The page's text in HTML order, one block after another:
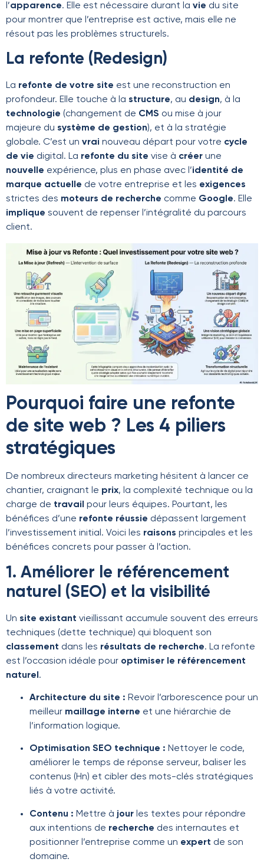
l’apparence. Elle est nécessaire durant la vie du site
pour montrer que l’entreprise est active, mais elle ne
résout pas les problèmes structurels.
La refonte (Redesign)
La refonte de votre site est une reconstruction en
profondeur. Elle touche à la structure, au design, à la
technologie (changement de CMS ou mise à jour
majeure du système de gestion), et à la stratégie
globale. C’est un vrai nouveau départ pour votre cycle
de vie digital. La refonte du site vise à créer une
nouvelle expérience, plus en phase avec l’identité de
marque actuelle de votre entreprise et les exigences
strictes des moteurs de recherche comme Google. Elle
implique souvent de repenser l’intégralité du parcours
client.
Pourquoi faire une refonte
de site web ? Les 4 piliers
stratégiques
De nombreux directeurs marketing hésitent à lancer ce
chantier, craignant le prix, la complexité technique ou la
charge de travail pour leurs équipes. Pourtant, les
bénéfices d’une refonte réussie dépassent largement
l’investissement initial. Voici les raisons principales et les
bénéfices concrets pour passer à l’action.
1. Améliorer le référencement
naturel (SEO) et la visibilité
Un site existant vieillissant accumule souvent des erreurs
techniques (dette technique) qui bloquent son
classement dans les résultats de recherche. La refonte
est l’occasion idéale pour optimiser le référencement
naturel .
Architecture du site : Revoir l’arborescence pour un
meilleur maillage interne et une hiérarchie de
l’information logique.
Optimisation SEO technique : Nettoyer le code,
améliorer le temps de réponse serveur, baliser les
contenus (Hn) et cibler des mots-clés stratégiques
liés à votre activité.
Contenu : Mettre à jour les textes pour répondre
aux intentions de recherche des internautes et
positionner l’entreprise comme un expert de son
domaine.